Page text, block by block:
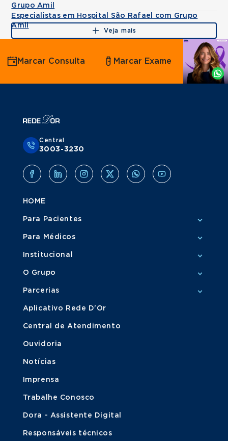
Grupo Amil
Especialistas em Hospital São Rafael com Grupo
Amil
Veja mais
Agende
por
Whatsapp
Marcar Consulta Marcar Exame
Central
3003-3230
HOME
Para Pacientes
Para Médicos
Institucional
O Grupo
Parcerias
Aplicativo Rede D'Or
Central de Atendimento
Ouvidoria
Notícias
Imprensa
Trabalhe Conosco
Dora - Assistente Digital
Responsáveis técnicos